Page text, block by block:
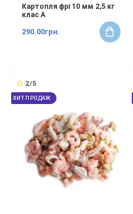
Картопля фрі 10 мм 2,5 кг
клас А
290.00грн.
2/5
ХИТ ПРОДАЖ